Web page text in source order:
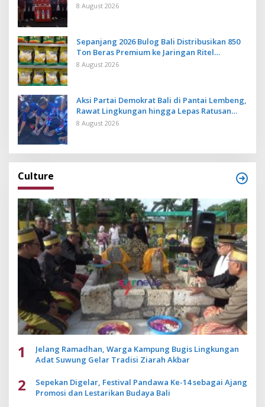
Bahan Baku Baru
8 August 2026
Sepanjang 2026 Bulog Bali Distribusikan 850
Ton Beras Premium ke Jaringan Ritel
Moderen
8 August 2026
Aksi Partai Demokrat Bali di Pantai Lembeng,
Rawat Lingkungan hingga Lepas Ratusan
Tukik Bedawang Nala
8 August 2026
Culture
1
Jelang Ramadhan, Warga Kampung Bugis Lingkungan
Adat Suwung Gelar Tradisi Ziarah Akbar
2
Sepekan Digelar, Festival Pandawa Ke-14 sebagai Ajang
Promosi dan Lestarikan Budaya Bali